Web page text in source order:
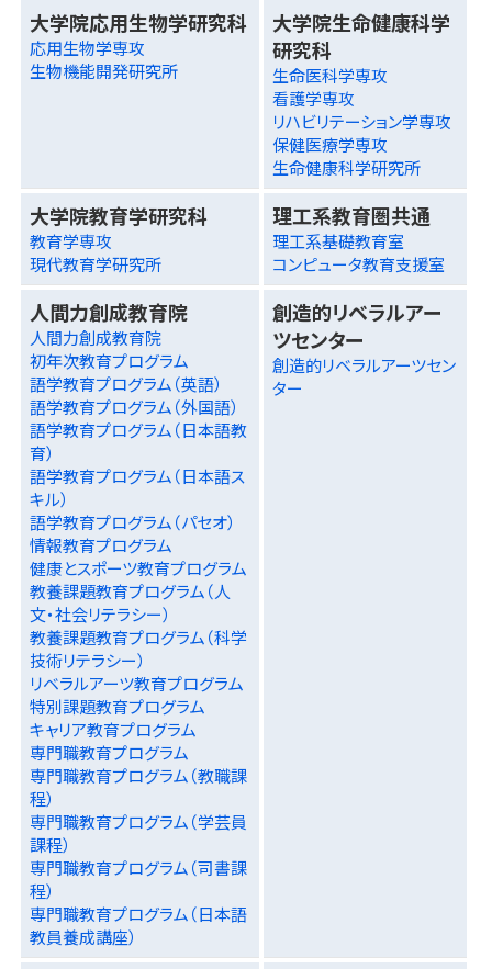
大学院応用生物学研究科
応用生物学専攻
生物機能開発研究所
大学院生命健康科学
研究科
生命医科学専攻
看護学専攻
リハビリテーション学専攻
保健医療学専攻
生命健康科学研究所
大学院教育学研究科
教育学専攻
現代教育学研究所
理工系教育圏共通
理工系基礎教育室
コンピュータ教育支援室
人間力創成教育院
人間力創成教育院
初年次教育プログラム
語学教育プログラム（英語）
語学教育プログラム（外国語）
語学教育プログラム（日本語教
育）
語学教育プログラム（日本語ス
キル）
語学教育プログラム（パセオ）
情報教育プログラム
健康とスポーツ教育プログラム
教養課題教育プログラム（人
文・社会リテラシー）
教養課題教育プログラム（科学
技術リテラシー）
リベラルアーツ教育プログラム
特別課題教育プログラム
キャリア教育プログラム
専門職教育プログラム
専門職教育プログラム（教職課
程）
専門職教育プログラム（学芸員
課程）
専門職教育プログラム（司書課
程）
専門職教育プログラム（日本語
教員養成講座）
創造的リベラルアー
ツセンター
創造的リベラルアーツセン
ター